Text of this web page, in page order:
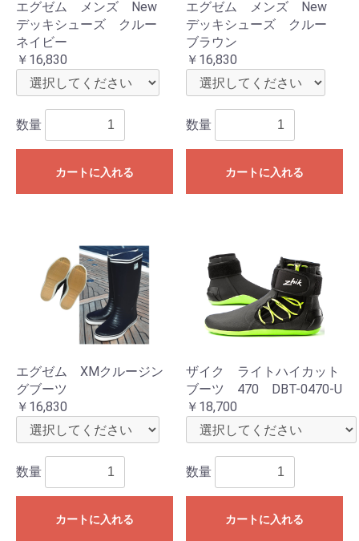
エグゼム メンズ New
デッキシューズ クルー
ネイビー
￥16,830
数量
カートに入れる
エグゼム メンズ New
デッキシューズ クルー
ブラウン
￥16,830
数量
カートに入れる
エグゼム XMクルージン
グブーツ
￥16,830
数量
カートに入れる
ザイク ライトハイカット
ブーツ 470 DBT-0470-U
￥18,700
数量
カートに入れる